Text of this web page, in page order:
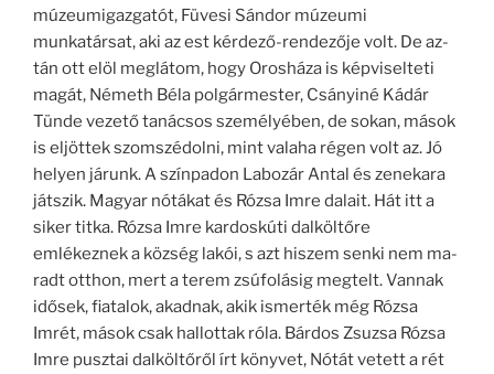
múzeumigazga­tót, Füvesi Sándor múzeumi
munkatársat, aki az est kér­dező-rendezője volt. De az­
tán ott elöl meglátom, hogy Orosháza is képviselteti
ma­gát, Németh Béla polgár­mester, Csányiné Kádár
Tünde vezető tanácsos sze­mélyében, de sokan, mások
is eljöttek szomszédolni, mint valaha régen volt az. Jó
helyen járunk. A szín­padon Labozár Antal és ze­nekara
játszik. Magyar nótá­kat és Rózsa Imre dalait. Hát itt a
siker titka. Rózsa Imre kardoskúti dalköltőre
emlékeznek a község lakói, s azt hiszem senki nem ma­
radt otthon, mert a terem zsúfolásig megtelt. Vannak
idősek, fiatalok, akadnak, akik ismerték még Rózsa
Imrét, mások csak hallottak róla. Bárdos Zsuzsa Rózsa
Imre pusztai dalköltőről írt könyvet, Nótát vetett a rét